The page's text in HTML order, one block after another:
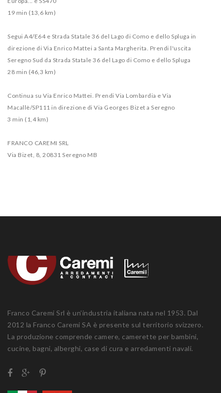
19 min (13,6 km)
Segui A4/E64 e Strada Statale 36 del Lago di Como e dello Spluga in
direzione di Via Enrico Mattei a Santa Margherita. Prendi l'uscita
Seregno Sud da Strada Statale 36 del Lago di Como e dello Spluga
28 min (46,3 km)
Continua su Via Enrico Mattei. Prendi Via Lombardia e Via
Macallè/SP111 in direzione di Via Georges Bizet a Seregno
3 min (1,4 km)
FRANCO CAREMI SRL
Via Bizet, 8, 20831 Seregno MB
Franco Caremi Srl è un’industria italiana nata nel 1953. Dal
2012 la Franco Caremi SA è presente sul territorio svizzero.
La produzione comprende camere, camerette per bambini,
cucine, bagni, alberghi, case di cura e arredamenti navali.